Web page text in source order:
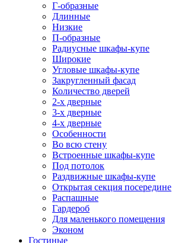
Г-образные
Длинные
Низкие
П-образные
Радиусные шкафы-купе
Широкие
Угловые шкафы-купе
Закругленный фасад
Количество дверей
2-х дверные
3-х дверные
4-х дверные
Особенности
Во всю стену
Встроенные шкафы-купе
Под потолок
Раздвижные шкафы-купе
Открытая секция посередине
Распашные
Гардероб
Для маленького помещения
Эконом
Гостиные